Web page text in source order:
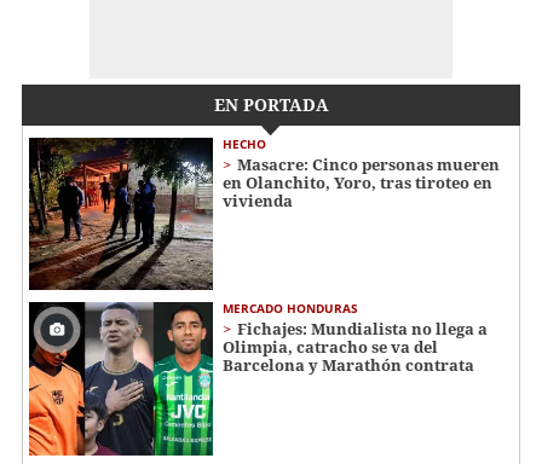
EN PORTADA
HECHO
Masacre: Cinco personas mueren
en Olanchito, Yoro, tras tiroteo en
vivienda
MERCADO HONDURAS
Fichajes: Mundialista no llega a
Olimpia, catracho se va del
Barcelona y Marathón contrata